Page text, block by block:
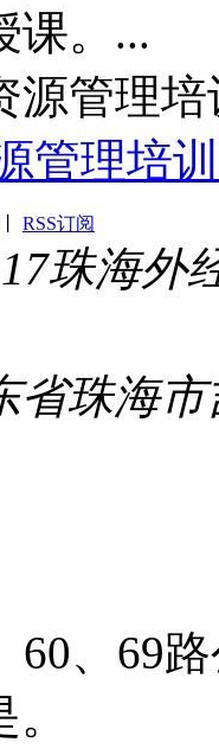
课。...
源管理
管理培训
RSS订阅
珠海
省珠海
60、69